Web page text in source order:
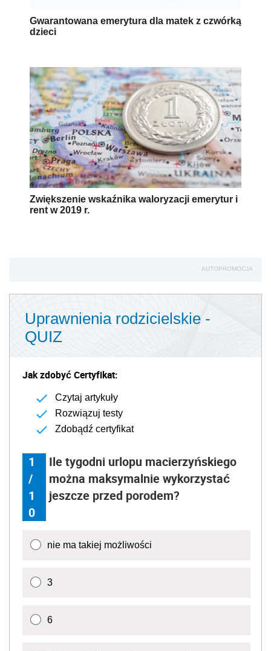
Gwarantowana emerytura dla matek z czwórką
dzieci
Zwiększenie wskaźnika waloryzacji emerytur i
rent w 2019 r.
AUTOPROMOCJA
Uprawnienia rodzicielskie -
QUIZ
Jak zdobyć Certyfikat:
Czytaj artykuły
Rozwiązuj testy
Zdobądź certyfikat
1
/
1
0
Ile tygodni urlopu macierzyńskiego
można maksymalnie wykorzystać
jeszcze przed porodem?
nie ma takiej możliwości
3
6